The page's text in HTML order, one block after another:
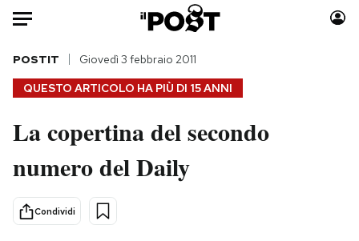
Auto
HOME
Italia
Politica
Tecnologia
Internet
Moda
QUESTO ARTICOLO HA PIÙ DI 15 ANNI
POSTIT Giovedì 3 febbraio 2011
La copertina del secondo
numero del Daily
Condividi